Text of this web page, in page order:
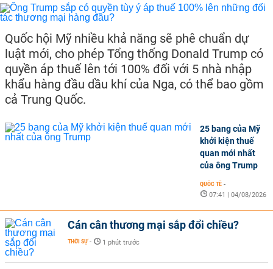
Quốc hội Mỹ nhiều khả năng sẽ phê chuẩn dự
luật mới, cho phép Tổng thống Donald Trump có
quyền áp thuế lên tới 100% đối với 5 nhà nhập
khẩu hàng đầu dầu khí của Nga, có thể bao gồm
cả Trung Quốc.
25 bang của Mỹ
khởi kiện thuế
quan mới nhất
của ông Trump
QUỐC TẾ -
07:41 | 04/08/2026
Cán cân thương mại sắp đổi chiều?
THỜI SỰ - 1 phút trước